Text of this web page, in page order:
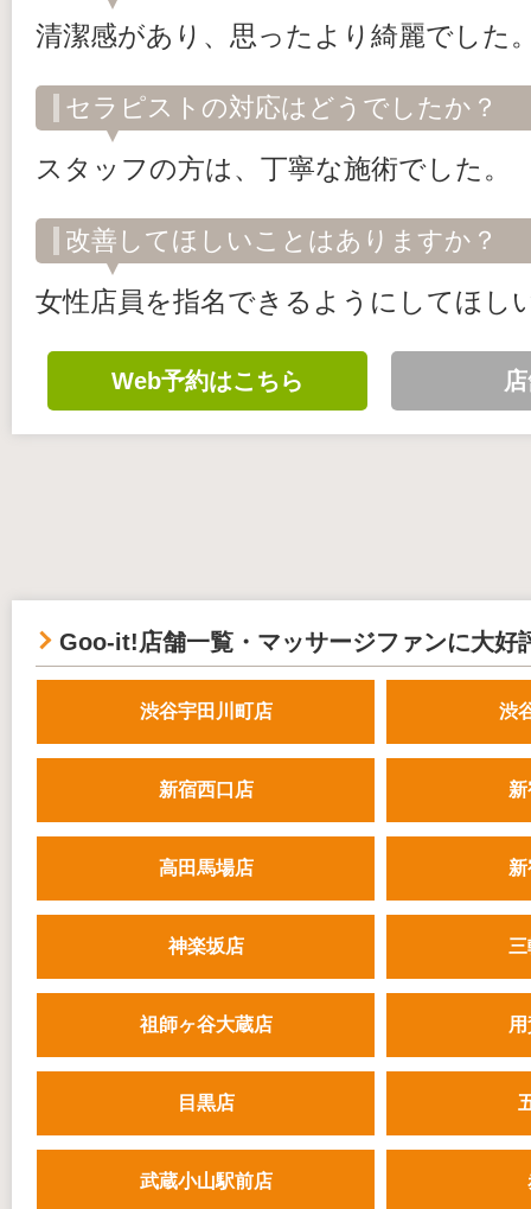
清潔感があり、思ったより綺麗でした
セラピストの対応はどうでしたか？
スタッフの方は、丁寧な施術でした。
改善してほしいことはありますか？
女性店員を指名できるようにしてほし
Web予約はこちら
Goo-it!店舗一覧・マッサージファンに大好
渋谷宇田川町店 渋
新宿西口店
高田馬場店
神楽坂店
祖師ヶ谷大蔵店
目黒店
武蔵小山駅前店